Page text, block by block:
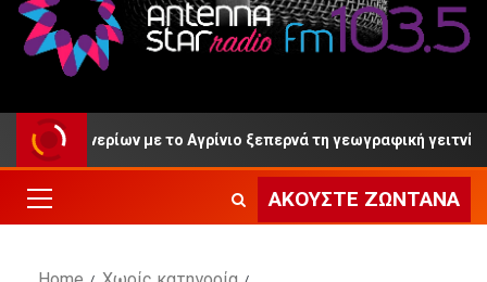
με το Αγρίνιο ξεπερνά τη γεωγραφική γειτνίαση»
ΑΚΟΎΣΤΕ ΖΩΝΤΑΝΆ